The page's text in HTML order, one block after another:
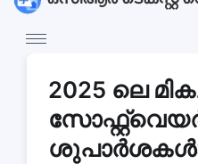
2025 ലെ
ശുപാർശകൾ: